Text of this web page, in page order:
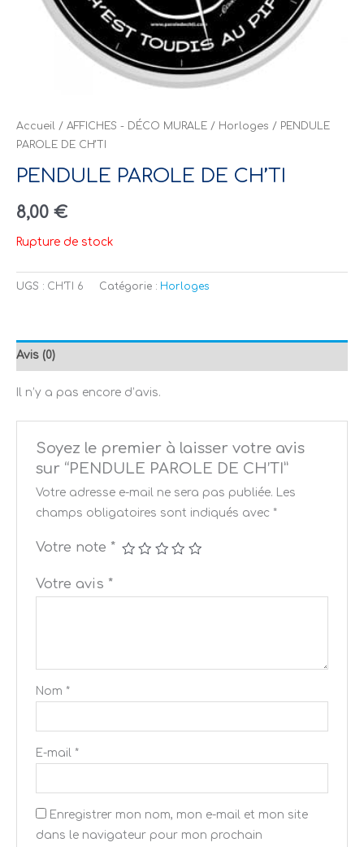
Accueil / AFFICHES - DÉCO MURALE / Horloges / PENDULE
PAROLE DE CH’TI
PENDULE PAROLE DE CH’TI
8,00 €
Rupture de stock
UGS : CH'TI 6 Catégorie : Horloges
Avis (0)
Il n’y a pas encore d’avis.
Soyez le premier à laisser votre avis
sur “PENDULE PAROLE DE CH’TI”
Votre adresse e-mail ne sera pas publiée.
Les
champs obligatoires sont indiqués avec *
Votre note *
Votre avis *
Nom *
E-mail *
Enregistrer mon nom, mon e-mail et mon site
dans le navigateur pour mon prochain